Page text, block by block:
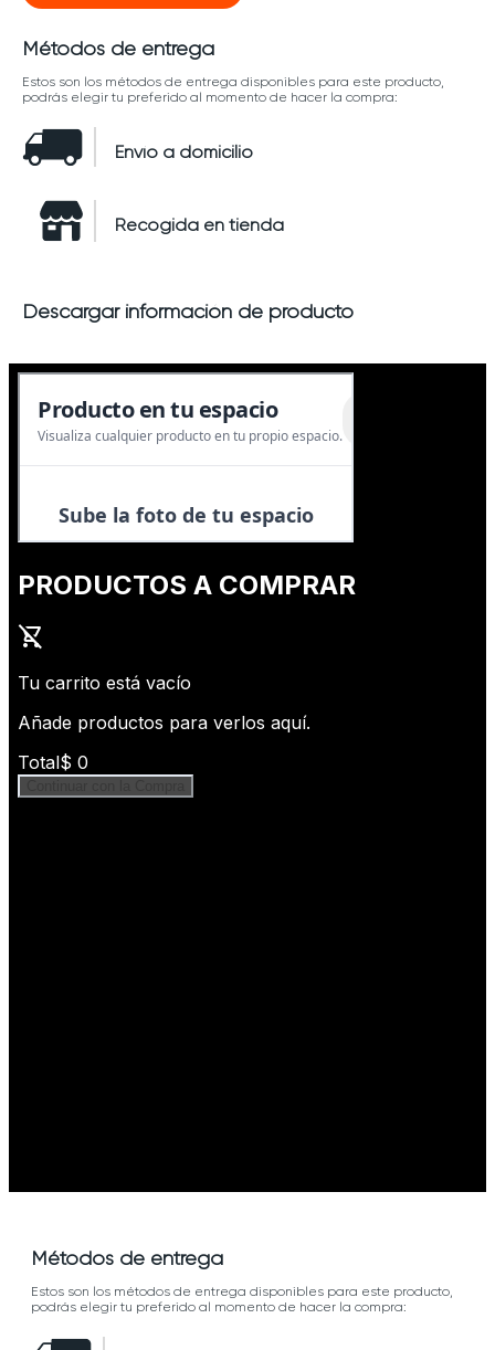
Métodos de entrega
Estos son los métodos de entrega disponibles para este producto,
podrás elegir tu preferido al momento de hacer la compra:
Envío a domicilio
Recogida en tienda
Descargar información de producto
Métodos de entrega
Estos son los métodos de entrega disponibles para este producto,
podrás elegir tu preferido al momento de hacer la compra: